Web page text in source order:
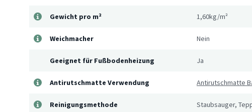
Gewicht pro m² 1,60kg/m²
Weichmacher Nein
Geeignet für Fußbodenheizung Ja
Antirutschmatte Verwendung Antirutschmatte
Reinigungsmethode Staubsauger,